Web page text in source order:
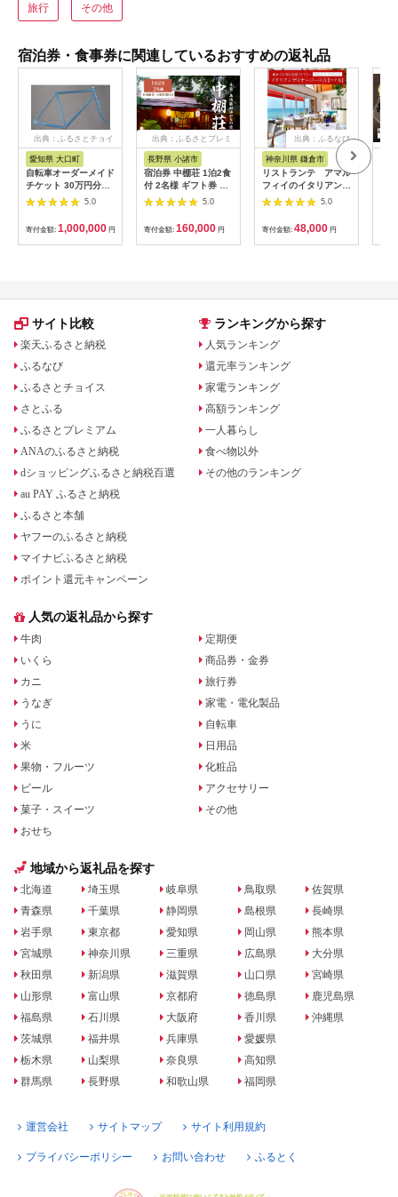
旅行 その他
宿泊券・食事券に関連しているおすすめの返礼品
出典：ふるさとチョイ
愛知県 大口町
自転車オーダーメイド
チケット 30万円分
【1360365】
5.0
寄付金額: 1,000,000 円
出典：ふるさとプレミ
長野県 小諸市
宿泊券 中棚荘 1泊2食
付 2名様 ギフト券 チ
ケット 券 宿泊 旅行
5.0
寄付金額: 160,000 円
出典：ふるなび
神奈川県 鎌倉市
リストランテ アマル
フィイのイタリアンデ
ィナーコースA ペア
5.0
寄付金額: 48,000 円
サイト比較
楽天ふるさと納税
ふるなび
ふるさとチョイス
さとふる
ふるさとプレミアム
ANAのふるさと納税
dショッピングふるさと納税百選
au PAY ふるさと納税
ふるさと本舗
ヤフーのふるさと納税
マイナビふるさと納税
ポイント還元キャンペーン
ランキングから探す
人気ランキング
還元率ランキング
家電ランキング
高額ランキング
一人暮らし
食べ物以外
その他のランキング
人気の返礼品から探す
牛肉
いくら
カニ
うなぎ
うに
米
果物・フルーツ
ビール
菓子・スイーツ
おせち
定期便
商品券・金券
旅行券
家電・電化製品
自転車
日用品
化粧品
アクセサリー
その他
地域から返礼品を探す
北海道
青森県
岩手県
宮城県
秋田県
山形県
福島県
茨城県
栃木県
群馬県
埼玉県
千葉県
東京都
神奈川県
新潟県
富山県
石川県
福井県
山梨県
長野県
岐阜県
静岡県
愛知県
三重県
滋賀県
京都府
大阪府
兵庫県
奈良県
和歌山県
鳥取県
島根県
岡山県
広島県
山口県
徳島県
香川県
愛媛県
高知県
福岡県
佐賀県
長崎県
熊本県
大分県
宮崎県
鹿児島県
沖縄県
運営会社 サイトマップ サイト利用規約
プライバシーポリシー お問い合わせ ふるとく